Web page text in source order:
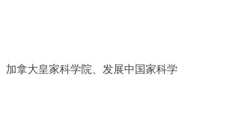
拿大皇家科学院、发展中国家科学